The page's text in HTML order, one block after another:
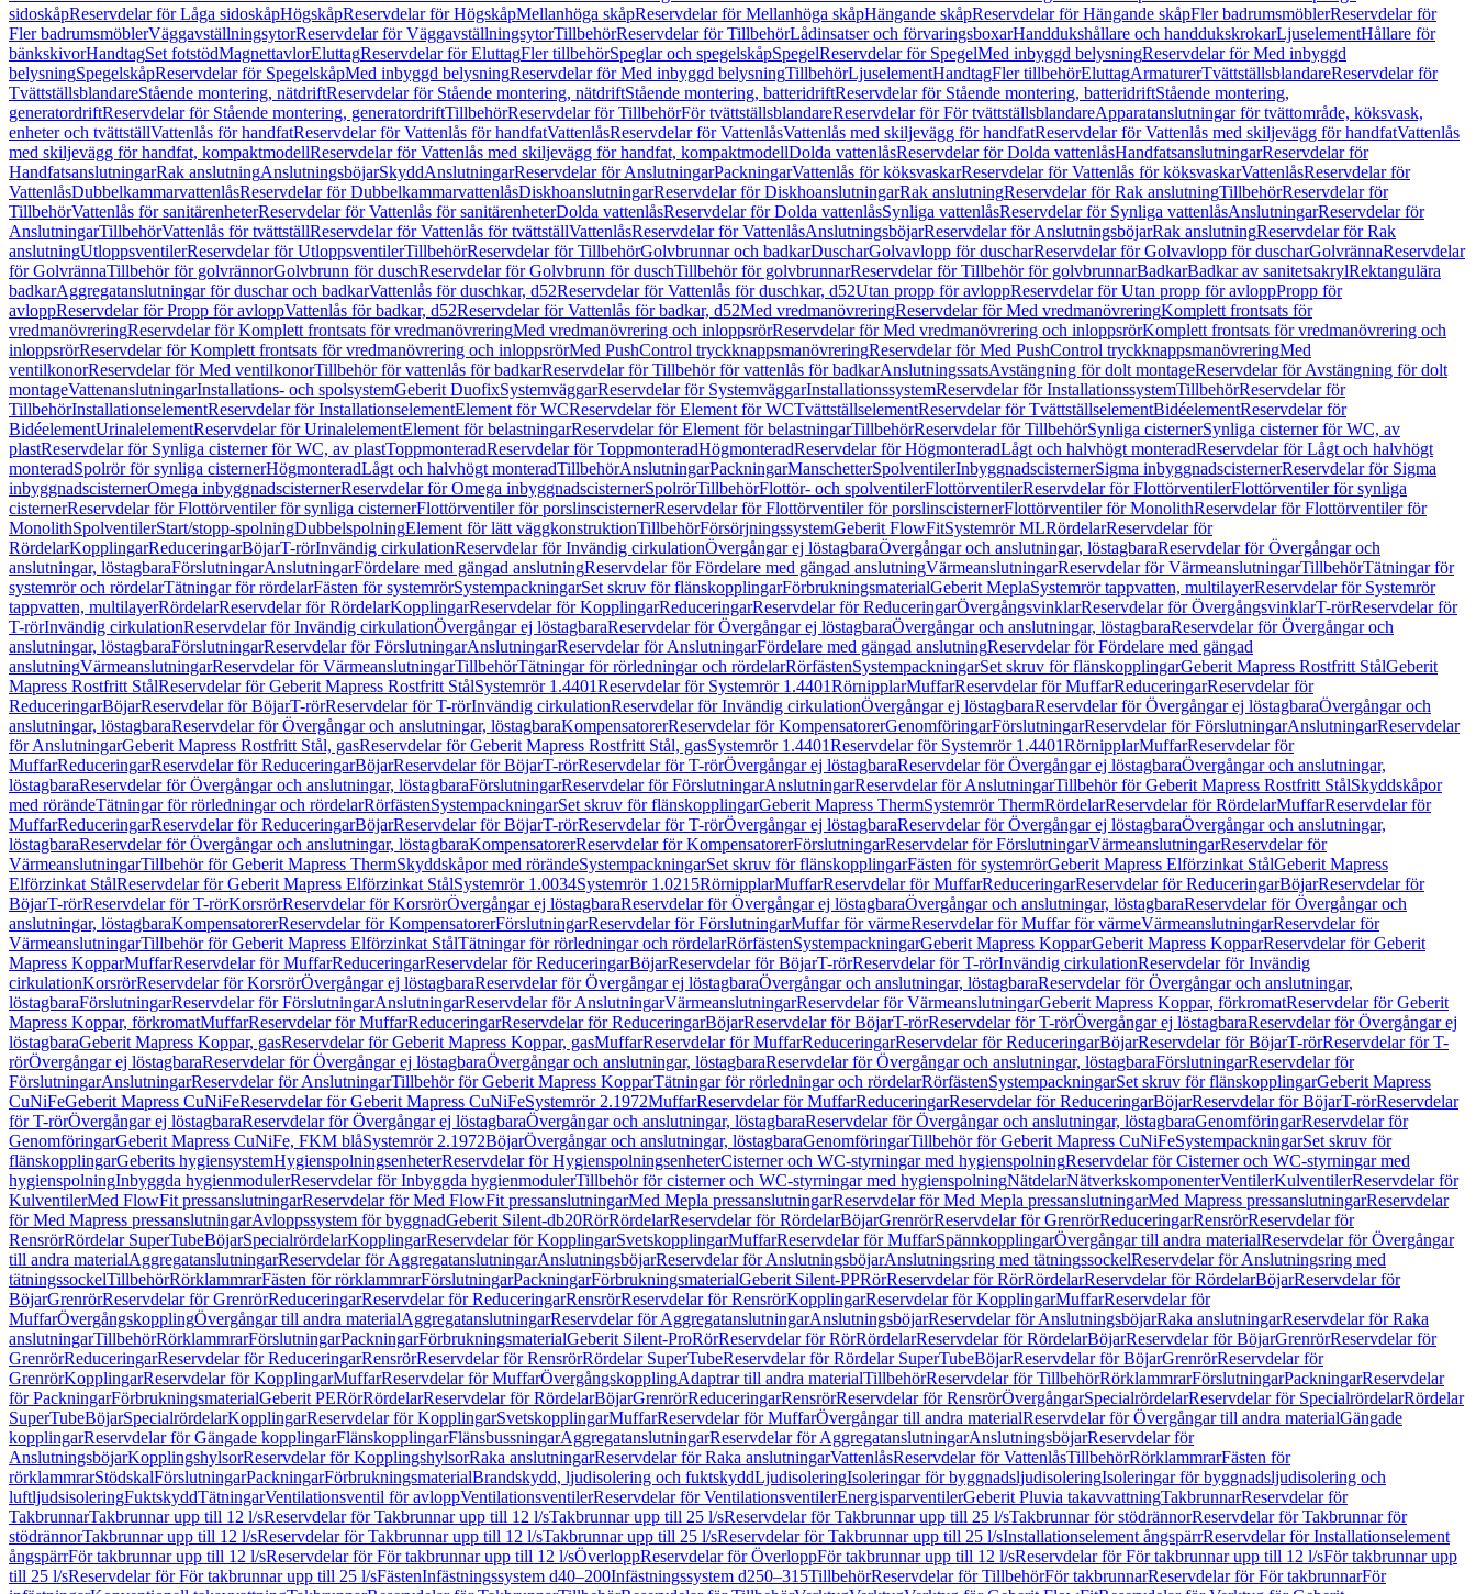
sidoskåpReservdelar för Låga sidoskåpHögskåpReservdelar för HögskåpMellanhöga skåpReservdelar för Mellanhöga skåpHängande skåpReservdelar för Hängande skåpFler badrumsmöblerReservdelar för
Fler badrumsmöblerVäggavställningsytorReservdelar för VäggavställningsytorTillbehörReservdelar för TillbehörLådinsatser och förvaringsboxarHanddukshållare och handdukskrokarLjuselementHållare för
bänkskivorHandtagSet fotstödMagnettavlorEluttagReservdelar för EluttagFler tillbehörSpeglar och spegelskåpSpegelReservdelar för SpegelMed inbyggd belysningReservdelar för Med inbyggd
belysningSpegelskåpReservdelar för SpegelskåpMed inbyggd belysningReservdelar för Med inbyggd belysningTillbehörLjuselementHandtagFler tillbehörEluttagArmaturerTvättställsblandareReservdelar för
TvättställsblandareStående montering, nätdriftReservdelar för Stående montering, nätdriftStående montering, batteridriftReservdelar för Stående montering, batteridriftStående montering,
generatordriftReservdelar för Stående montering, generatordriftTillbehörReservdelar för TillbehörFör tvättställsblandareReservdelar för För tvättställsblandareApparatanslutningar för tvättområde, köksvask,
enheter och tvättställVattenlås för handfatReservdelar för Vattenlås för handfatVattenlåsReservdelar för VattenlåsVattenlås med skiljevägg för handfatReservdelar för Vattenlås med skiljevägg för handfatVattenlås
med skiljevägg för handfat, kompaktmodellReservdelar för Vattenlås med skiljevägg för handfat, kompaktmodellDolda vattenlåsReservdelar för Dolda vattenlåsHandfatsanslutningarReservdelar för
HandfatsanslutningarRak anslutningAnslutningsböjarSkyddAnslutningarReservdelar för AnslutningarPackningarVattenlås för köksvaskarReservdelar för Vattenlås för köksvaskarVattenlåsReservdelar för
VattenlåsDubbelkammarvattenlåsReservdelar för DubbelkammarvattenlåsDiskhoanslutningarReservdelar för DiskhoanslutningarRak anslutningReservdelar för Rak anslutningTillbehörReservdelar för
TillbehörVattenlås för sanitärenheterReservdelar för Vattenlås för sanitärenheterDolda vattenlåsReservdelar för Dolda vattenlåsSynliga vattenlåsReservdelar för Synliga vattenlåsAnslutningarReservdelar för
AnslutningarTillbehörVattenlås för tvättställReservdelar för Vattenlås för tvättställVattenlåsReservdelar för VattenlåsAnslutningsböjarReservdelar för AnslutningsböjarRak anslutningReservdelar för Rak
anslutningUtloppsventilerReservdelar för UtloppsventilerTillbehörReservdelar för TillbehörGolvbrunnar och badkarDuscharGolvavlopp för duscharReservdelar för Golvavlopp för duscharGolvrännaReservdelar
för GolvrännaTillbehör för golvrännorGolvbrunn för duschReservdelar för Golvbrunn för duschTillbehör för golvbrunnarReservdelar för Tillbehör för golvbrunnarBadkarBadkar av sanitetsakrylRektangulära
badkarAggregatanslutningar för duschar och badkarVattenlås för duschkar, d52Reservdelar för Vattenlås för duschkar, d52Utan propp för avloppReservdelar för Utan propp för avloppPropp för
avloppReservdelar för Propp för avloppVattenlås för badkar, d52Reservdelar för Vattenlås för badkar, d52Med vredmanövreringReservdelar för Med vredmanövreringKomplett frontsats för
vredmanövreringReservdelar för Komplett frontsats för vredmanövreringMed vredmanövrering och inloppsrörReservdelar för Med vredmanövrering och inloppsrörKomplett frontsats för vredmanövrering och
inloppsrörReservdelar för Komplett frontsats för vredmanövrering och inloppsrörMed PushControl tryckknappsmanövreringReservdelar för Med PushControl tryckknappsmanövreringMed
ventilkonorReservdelar för Med ventilkonorTillbehör för vattenlås för badkarReservdelar för Tillbehör för vattenlås för badkarAnslutningssatsAvstängning för dolt montageReservdelar för Avstängning för dolt
montageVattenanslutningarInstallations- och spolsystemGeberit DuofixSystemväggarReservdelar för SystemväggarInstallationssystemReservdelar för InstallationssystemTillbehörReservdelar för
TillbehörInstallationselementReservdelar för InstallationselementElement för WCReservdelar för Element för WCTvättställselementReservdelar för TvättställselementBidéelementReservdelar för
BidéelementUrinalelementReservdelar för UrinalelementElement för belastningarReservdelar för Element för belastningarTillbehörReservdelar för TillbehörSynliga cisternerSynliga cisterner för WC, av
plastReservdelar för Synliga cisterner för WC, av plastToppmonteradReservdelar för ToppmonteradHögmonteradReservdelar för HögmonteradLågt och halvhögt monteradReservdelar för Lågt och halvhögt
monteradSpolrör för synliga cisternerHögmonteradLågt och halvhögt monteradTillbehörAnslutningarPackningarManschetterSpolventilerInbyggnadscisternerSigma inbyggnadscisternerReservdelar för Sigma
inbyggnadscisternerOmega inbyggnadscisternerReservdelar för Omega inbyggnadscisternerSpolrörTillbehörFlottör- och spolventilerFlottörventilerReservdelar för FlottörventilerFlottörventiler för synliga
cisternerReservdelar för Flottörventiler för synliga cisternerFlottörventiler för porslinscisternerReservdelar för Flottörventiler för porslinscisternerFlottörventiler för MonolithReservdelar för Flottörventiler för
MonolithSpolventilerStart/stopp-spolningDubbelspolningElement för lätt väggkonstruktionTillbehörFörsörjningssystemGeberit FlowFitSystemrör MLRördelarReservdelar för
RördelarKopplingarReduceringarBöjarT-rörInvändig cirkulationReservdelar för Invändig cirkulationÖvergångar ej löstagbaraÖvergångar och anslutningar, löstagbaraReservdelar för Övergångar och
anslutningar, löstagbaraFörslutningarAnslutningarFördelare med gängad anslutningReservdelar för Fördelare med gängad anslutningVärmeanslutningarReservdelar för VärmeanslutningarTillbehörTätningar för
systemrör och rördelarTätningar för rördelarFästen för systemrörSystempackningarSet skruv för flänskopplingarFörbrukningsmaterialGeberit MeplaSystemrör tappvatten, multilayerReservdelar för Systemrör
tappvatten, multilayerRördelarReservdelar för RördelarKopplingarReservdelar för KopplingarReduceringarReservdelar för ReduceringarÖvergångsvinklarReservdelar för ÖvergångsvinklarT-rörReservdelar för
T-rörInvändig cirkulationReservdelar för Invändig cirkulationÖvergångar ej löstagbaraReservdelar för Övergångar ej löstagbaraÖvergångar och anslutningar, löstagbaraReservdelar för Övergångar och
anslutningar, löstagbaraFörslutningarReservdelar för FörslutningarAnslutningarReservdelar för AnslutningarFördelare med gängad anslutningReservdelar för Fördelare med gängad
anslutningVärmeanslutningarReservdelar för VärmeanslutningarTillbehörTätningar för rörledningar och rördelarRörfästenSystempackningarSet skruv för flänskopplingarGeberit Mapress Rostfritt StålGeberit
Mapress Rostfritt StålReservdelar för Geberit Mapress Rostfritt StålSystemrör 1.4401Reservdelar för Systemrör 1.4401RörnipplarMuffarReservdelar för MuffarReduceringarReservdelar för
ReduceringarBöjarReservdelar för BöjarT-rörReservdelar för T-rörInvändig cirkulationReservdelar för Invändig cirkulationÖvergångar ej löstagbaraReservdelar för Övergångar ej löstagbaraÖvergångar och
anslutningar, löstagbaraReservdelar för Övergångar och anslutningar, löstagbaraKompensatorerReservdelar för KompensatorerGenomföringarFörslutningarReservdelar för FörslutningarAnslutningarReservdelar
för AnslutningarGeberit Mapress Rostfritt Stål, gasReservdelar för Geberit Mapress Rostfritt Stål, gasSystemrör 1.4401Reservdelar för Systemrör 1.4401RörnipplarMuffarReservdelar för
MuffarReduceringarReservdelar för ReduceringarBöjarReservdelar för BöjarT-rörReservdelar för T-rörÖvergångar ej löstagbaraReservdelar för Övergångar ej löstagbaraÖvergångar och anslutningar,
löstagbaraReservdelar för Övergångar och anslutningar, löstagbaraFörslutningarReservdelar för FörslutningarAnslutningarReservdelar för AnslutningarTillbehör för Geberit Mapress Rostfritt StålSkyddskåpor
med rörändeTätningar för rörledningar och rördelarRörfästenSystempackningarSet skruv för flänskopplingarGeberit Mapress ThermSystemrör ThermRördelarReservdelar för RördelarMuffarReservdelar för
MuffarReduceringarReservdelar för ReduceringarBöjarReservdelar för BöjarT-rörReservdelar för T-rörÖvergångar ej löstagbaraReservdelar för Övergångar ej löstagbaraÖvergångar och anslutningar,
löstagbaraReservdelar för Övergångar och anslutningar, löstagbaraKompensatorerReservdelar för KompensatorerFörslutningarReservdelar för FörslutningarVärmeanslutningarReservdelar för
VärmeanslutningarTillbehör för Geberit Mapress ThermSkyddskåpor med rörändeSystempackningarSet skruv för flänskopplingarFästen för systemrörGeberit Mapress Elförzinkat StålGeberit Mapress
Elförzinkat StålReservdelar för Geberit Mapress Elförzinkat StålSystemrör 1.0034Systemrör 1.0215RörnipplarMuffarReservdelar för MuffarReduceringarReservdelar för ReduceringarBöjarReservdelar för
BöjarT-rörReservdelar för T-rörKorsrörReservdelar för KorsrörÖvergångar ej löstagbaraReservdelar för Övergångar ej löstagbaraÖvergångar och anslutningar, löstagbaraReservdelar för Övergångar och
anslutningar, löstagbaraKompensatorerReservdelar för KompensatorerFörslutningarReservdelar för FörslutningarMuffar för värmeReservdelar för Muffar för värmeVärmeanslutningarReservdelar för
VärmeanslutningarTillbehör för Geberit Mapress Elförzinkat StålTätningar för rörledningar och rördelarRörfästenSystempackningarGeberit Mapress KopparGeberit Mapress KopparReservdelar för Geberit
Mapress KopparMuffarReservdelar för MuffarReduceringarReservdelar för ReduceringarBöjarReservdelar för BöjarT-rörReservdelar för T-rörInvändig cirkulationReservdelar för Invändig
cirkulationKorsrörReservdelar för KorsrörÖvergångar ej löstagbaraReservdelar för Övergångar ej löstagbaraÖvergångar och anslutningar, löstagbaraReservdelar för Övergångar och anslutningar,
löstagbaraFörslutningarReservdelar för FörslutningarAnslutningarReservdelar för AnslutningarVärmeanslutningarReservdelar för VärmeanslutningarGeberit Mapress Koppar, förkromatReservdelar för Geberit
Mapress Koppar, förkromatMuffarReservdelar för MuffarReduceringarReservdelar för ReduceringarBöjarReservdelar för BöjarT-rörReservdelar för T-rörÖvergångar ej löstagbaraReservdelar för Övergångar ej
löstagbaraGeberit Mapress Koppar, gasReservdelar för Geberit Mapress Koppar, gasMuffarReservdelar för MuffarReduceringarReservdelar för ReduceringarBöjarReservdelar för BöjarT-rörReservdelar för T-
rörÖvergångar ej löstagbaraReservdelar för Övergångar ej löstagbaraÖvergångar och anslutningar, löstagbaraReservdelar för Övergångar och anslutningar, löstagbaraFörslutningarReservdelar för
FörslutningarAnslutningarReservdelar för AnslutningarTillbehör för Geberit Mapress KopparTätningar för rörledningar och rördelarRörfästenSystempackningarSet skruv för flänskopplingarGeberit Mapress
CuNiFeGeberit Mapress CuNiFeReservdelar för Geberit Mapress CuNiFeSystemrör 2.1972MuffarReservdelar för MuffarReduceringarReservdelar för ReduceringarBöjarReservdelar för BöjarT-rörReservdelar
för T-rörÖvergångar ej löstagbaraReservdelar för Övergångar ej löstagbaraÖvergångar och anslutningar, löstagbaraReservdelar för Övergångar och anslutningar, löstagbaraGenomföringarReservdelar för
GenomföringarGeberit Mapress CuNiFe, FKM blåSystemrör 2.1972BöjarÖvergångar och anslutningar, löstagbaraGenomföringarTillbehör för Geberit Mapress CuNiFeSystempackningarSet skruv för
flänskopplingarGeberits hygiensystemHygienspolningsenheterReservdelar för HygienspolningsenheterCisterner och WC-styrningar med hygienspolningReservdelar för Cisterner och WC-styrningar med
hygienspolningInbyggda hygienmodulerReservdelar för Inbyggda hygienmodulerTillbehör för cisterner och WC-styrningar med hygienspolningNätdelarNätverkskomponenterVentilerKulventilerReservdelar för
KulventilerMed FlowFit pressanslutningarReservdelar för Med FlowFit pressanslutningarMed Mepla pressanslutningarReservdelar för Med Mepla pressanslutningarMed Mapress pressanslutningarReservdelar
för Med Mapress pressanslutningarAvloppssystem för byggnadGeberit Silent-db20RörRördelarReservdelar för RördelarBöjarGrenrörReservdelar för GrenrörReduceringarRensrörReservdelar för
RensrörRördelar SuperTubeBöjarSpecialrördelarKopplingarReservdelar för KopplingarSvetskopplingarMuffarReservdelar för MuffarSpännkopplingarÖvergångar till andra materialReservdelar för Övergångar
till andra materialAggregatanslutningarReservdelar för AggregatanslutningarAnslutningsböjarReservdelar för AnslutningsböjarAnslutningsring med tätningssockelReservdelar för Anslutningsring med
tätningssockelTillbehörRörklammrarFästen för rörklammrarFörslutningarPackningarFörbrukningsmaterialGeberit Silent-PPRörReservdelar för RörRördelarReservdelar för RördelarBöjarReservdelar för
BöjarGrenrörReservdelar för GrenrörReduceringarReservdelar för ReduceringarRensrörReservdelar för RensrörKopplingarReservdelar för KopplingarMuffarReservdelar för
MuffarÖvergångskopplingÖvergångar till andra materialAggregatanslutningarReservdelar för AggregatanslutningarAnslutningsböjarReservdelar för AnslutningsböjarRaka anslutningarReservdelar för Raka
anslutningarTillbehörRörklammrarFörslutningarPackningarFörbrukningsmaterialGeberit Silent-ProRörReservdelar för RörRördelarReservdelar för RördelarBöjarReservdelar för BöjarGrenrörReservdelar för
GrenrörReduceringarReservdelar för ReduceringarRensrörReservdelar för RensrörRördelar SuperTubeReservdelar för Rördelar SuperTubeBöjarReservdelar för BöjarGrenrörReservdelar för
GrenrörKopplingarReservdelar för KopplingarMuffarReservdelar för MuffarÖvergångskopplingAdaptrar till andra materialTillbehörReservdelar för TillbehörRörklammrarFörslutningarPackningarReservdelar
för PackningarFörbrukningsmaterialGeberit PERörRördelarReservdelar för RördelarBöjarGrenrörReduceringarRensrörReservdelar för RensrörÖvergångarSpecialrördelarReservdelar för SpecialrördelarRördelar
SuperTubeBöjarSpecialrördelarKopplingarReservdelar för KopplingarSvetskopplingarMuffarReservdelar för MuffarÖvergångar till andra materialReservdelar för Övergångar till andra materialGängade
kopplingarReservdelar för Gängade kopplingarFlänskopplingarFlänsbussningarAggregatanslutningarReservdelar för AggregatanslutningarAnslutningsböjarReservdelar för
AnslutningsböjarKopplingshylsorReservdelar för KopplingshylsorRaka anslutningarReservdelar för Raka anslutningarVattenlåsReservdelar för VattenlåsTillbehörRörklammrarFästen för
rörklammrarStödskalFörslutningarPackningarFörbrukningsmaterialBrandskydd, ljudisolering och fuktskyddLjudisoleringIsoleringar för byggnadsljudisoleringIsoleringar för byggnadsljudisolering och
luftljudsisoleringFuktskyddTätningarVentilationsventil för avloppVentilationsventilerReservdelar för VentilationsventilerEnergisparventilerGeberit Pluvia takavvattningTakbrunnarReservdelar för
TakbrunnarTakbrunnar upp till 12 l/sReservdelar för Takbrunnar upp till 12 l/sTakbrunnar upp till 25 l/sReservdelar för Takbrunnar upp till 25 l/sTakbrunnar för stödrännorReservdelar för Takbrunnar för
stödrännorTakbrunnar upp till 12 l/sReservdelar för Takbrunnar upp till 12 l/sTakbrunnar upp till 25 l/sReservdelar för Takbrunnar upp till 25 l/sInstallationselement ångspärrReservdelar för Installationselement
ångspärrFör takbrunnar upp till 12 l/sReservdelar för För takbrunnar upp till 12 l/sÖverloppReservdelar för ÖverloppFör takbrunnar upp till 12 l/sReservdelar för För takbrunnar upp till 12 l/sFör takbrunnar upp
till 25 l/sReservdelar för För takbrunnar upp till 25 l/sFästenInfästningssystem d40–200Infästningssystem d250–315TillbehörReservdelar för TillbehörFör takbrunnarReservdelar för För takbrunnarFör